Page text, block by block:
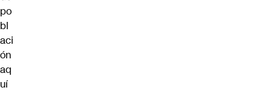
po
bl
aci
ón
aq
uí